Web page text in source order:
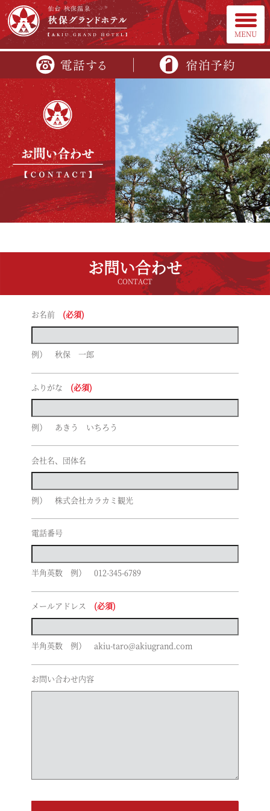
MENU
お問い合わせ
CONTACT
お名前 (必須)
例） 秋保 一郎
ふりがな (必須)
例） あきう いちろう
会社名、団体名
例） 株式会社カラカミ観光
電話番号
半角英数 例） 012-345-6789
メールアドレス (必須)
半角英数 例） akiu-taro@akiugrand.com
お問い合わせ内容